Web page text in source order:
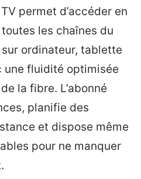
permet d’accéder en
les chaînes du
sur ordinateur, tablette
une fluidité optimisée
la fibre. L’abonné
planifie des
et dispose même
pour ne manquer